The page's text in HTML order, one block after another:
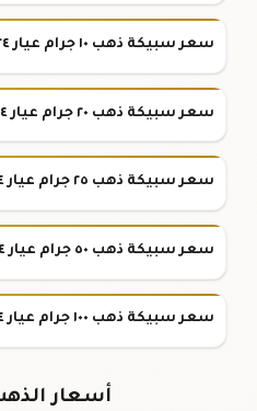
سعر سبيكة ذهب ١٠ جرام عيار ٢٤
سعر سبيكة ذهب ٢٠ جرام عيار ٢٤
سعر سبيكة ذهب ٢٥ جرام عيار ٢٤
سعر سبيكة ذهب ٥٠ جرام عيار ٢٤
سعر سبيكة ذهب ١٠٠ جرام عيار ٢٤
أسعار